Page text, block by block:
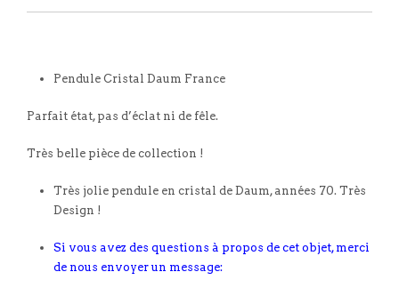
Pendule Cristal Daum France
Parfait état, pas d’éclat ni de fêle.
Très belle pièce de collection !
Très jolie pendule en cristal de Daum, années 70. Très
Design !
Si vous avez des questions à propos de cet objet, merci
de nous envoyer un message: